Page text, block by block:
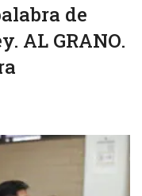
de
AL GRANO.